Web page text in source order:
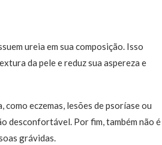
ureia em sua composição. Isso
da pele e reduz sua aspereza e
eczemas, lesões de psoríase ou
desconfortável. Por fim, também não é
grávidas.